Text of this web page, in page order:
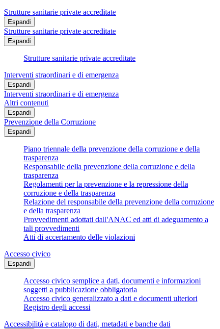
Strutture sanitarie private accreditate
Espandi
Strutture sanitarie private accreditate
Espandi
Strutture sanitarie private accreditate
Interventi straordinari e di emergenza
Espandi
Interventi straordinari e di emergenza
Altri contenuti
Espandi
Prevenzione della Corruzione
Espandi
Piano triennale della prevenzione della corruzione e della
trasparenza
Responsabile della prevenzione della corruzione e della
trasparenza
Regolamenti per la prevenzione e la repressione della
corruzione e della trasparenza
Relazione del responsabile della prevenzione della corruzione
e della trasparenza
Provvedimenti adottati dall'ANAC ed atti di adeguamento a
tali provvedimenti
Atti di accertamento delle violazioni
Accesso civico
Espandi
Accesso civico semplice a dati, documenti e informazioni
soggetti a pubblicazione obbligatoria
Accesso civico generalizzato a dati e documenti ulteriori
Registro degli accessi
Accessibilità e catalogo di dati, metadati e banche dati